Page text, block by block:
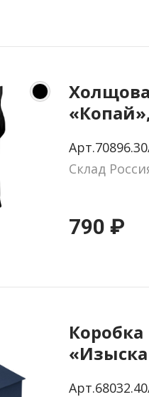
Склад
790 ₽
Коробка